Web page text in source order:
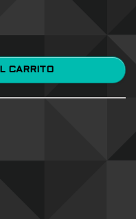
AÑADIR AL CARRITO